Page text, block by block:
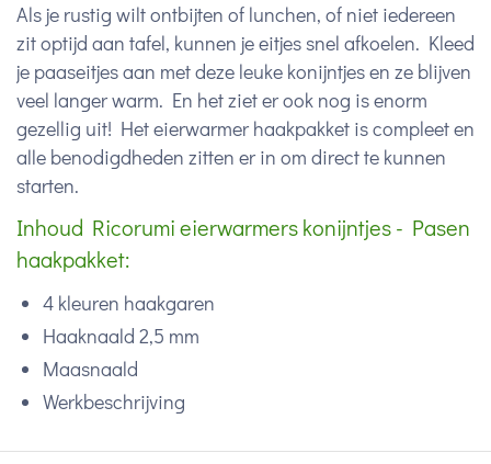
Als je rustig wilt ontbijten of lunchen, of niet iedereen
zit optijd aan tafel, kunnen je eitjes snel afkoelen. Kleed
je paaseitjes aan met deze leuke konijntjes en ze blijven
veel langer warm. En het ziet er ook nog is enorm
gezellig uit! Het eierwarmer haakpakket is compleet en
alle benodigdheden zitten er in om direct te kunnen
starten.
Inhoud Ricorumi eierwarmers konijntjes - Pasen
haakpakket:
4 kleuren haakgaren
Haaknaald 2,5 mm
Maasnaald
Werkbeschrijving